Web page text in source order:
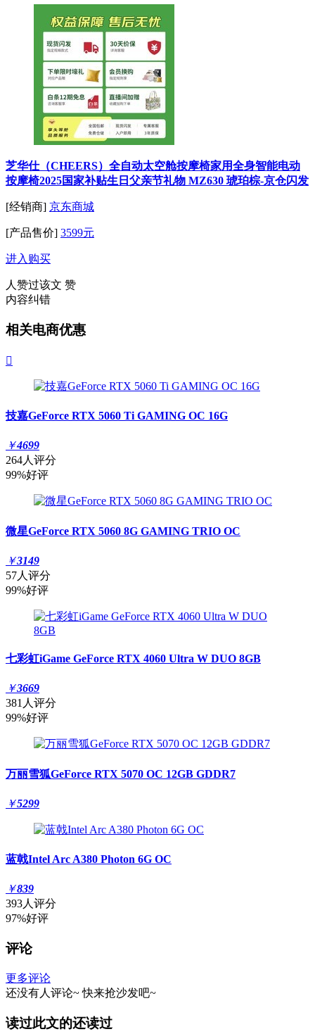
芝华仕（CHEERS）全自动太空舱按摩椅家用全身智能电动
按摩椅2025国家补贴生日父亲节礼物 MZ630 琥珀棕-京仓闪发
[经销商] 京东商城
[产品售价] 3599元
进入购买
人赞过该文 赞
内容纠错
相关电商优惠

技嘉GeForce RTX 5060 Ti GAMING OC 16G
￥4699
264人评分
99%好评
微星GeForce RTX 5060 8G GAMING TRIO OC
￥3149
57人评分
99%好评
七彩虹iGame GeForce RTX 4060 Ultra W DUO 8GB
￥3669
381人评分
99%好评
万丽雪狐GeForce RTX 5070 OC 12GB GDDR7
￥5299
蓝戟Intel Arc A380 Photon 6G OC
￥839
393人评分
97%好评
评论
更多评论
还没有人评论~ 快来抢沙发吧~
读过此文的还读过